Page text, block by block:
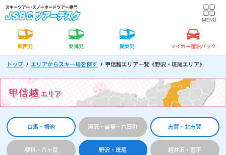
関西発 東海発 関東発 マイカー宿泊パック
トップ エリアからスキー場を探す 甲信越エリア一覧《野沢・斑尾エリア》
白馬・栂池 湯沢・苗場・六日町 志賀・北志賀
蓼科・八ヶ岳 野沢・斑尾 軽井沢・菅平